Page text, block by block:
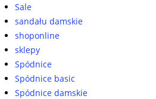
Sale
sandału damskie
shoponline
sklepy
Spódnice
Spódnice basic
Spódnice damskie